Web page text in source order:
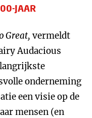
JAAR
Great, vermeldt
Audacious
onderneming
een visie op de
mensen (en